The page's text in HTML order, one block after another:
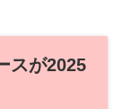
スが2025